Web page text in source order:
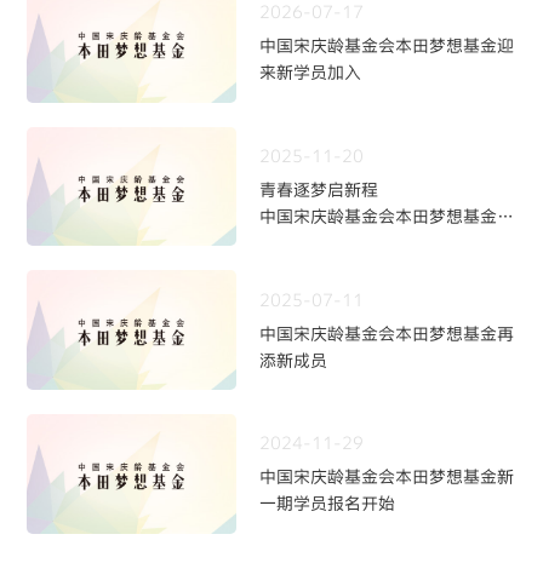
2026-07-17
中国宋庆龄基金会本田梦想基金迎
来新学员加入
2025-11-20
青春逐梦启新程
中国宋庆龄基金会本田梦想基金第
2025-07-11
中国宋庆龄基金会本田梦想基金再
添新成员
2024-11-29
中国宋庆龄基金会本田梦想基金新
一期学员报名开始